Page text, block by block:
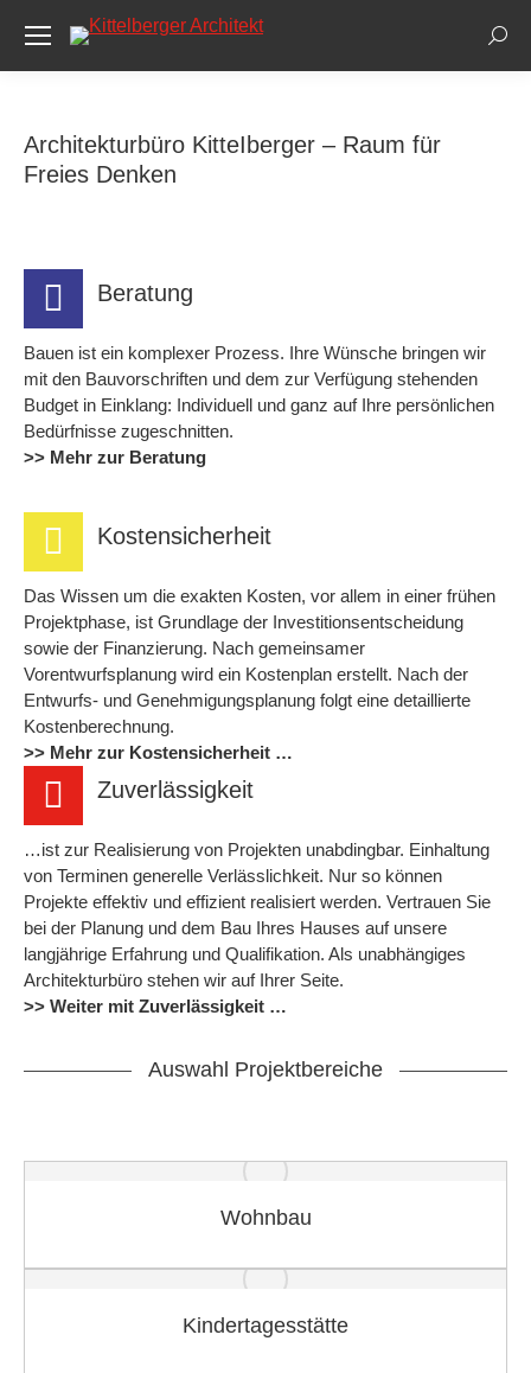
Architekturbüro KitteIberger – Raum für
Freies Denken
Beratung
Bauen ist ein komplexer Prozess. Ihre Wünsche bringen wir
mit den Bauvorschriften und dem zur Verfügung stehenden
Budget in Einklang: Individuell und ganz auf Ihre persönlichen
Bedürfnisse zugeschnitten.
>> Mehr zur Beratung
Kostensicherheit
Das Wissen um die exakten Kosten, vor allem in einer frühen
Projektphase, ist Grundlage der Investitionsentscheidung
sowie der Finanzierung. Nach gemeinsamer
Vorentwurfsplanung wird ein Kostenplan erstellt. Nach der
Entwurfs- und Genehmigungsplanung folgt eine detaillierte
Kostenberechnung.
>> Mehr zur Kostensicherheit …
Zuverlässigkeit
…ist zur Realisierung von Projekten unabdingbar. Einhaltung
von Terminen generelle Verlässlichkeit. Nur so können
Projekte effektiv und effizient realisiert werden. Vertrauen Sie
bei der Planung und dem Bau Ihres Hauses auf unsere
langjährige Erfahrung und Qualifikation. Als unabhängiges
Architekturbüro stehen wir auf Ihrer Seite.
>> Weiter mit Zuverlässigkeit …
Auswahl Projektbereiche
Wohnbau
Kindertagesstätte